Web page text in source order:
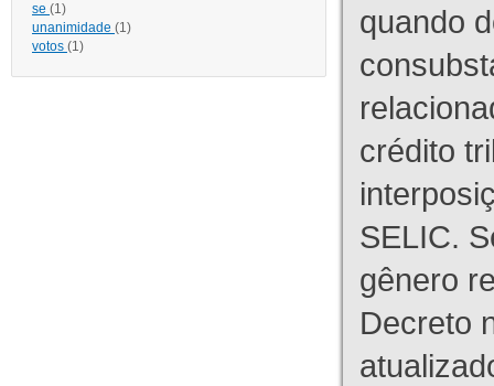
se (1)
unanimidade (1)
votos (1)
quando
crédito
SELIC.
gênero
Decreto